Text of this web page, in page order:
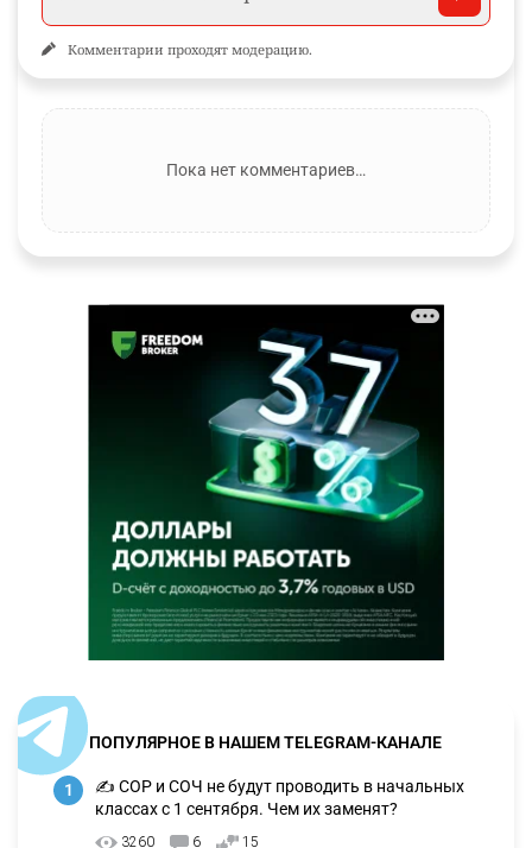
Комментарии проходят модерацию.
Пока нет комментариев…
ПОПУЛЯРНОЕ В НАШЕМ TELEGRAM-КАНАЛЕ
1
✍️ СОР и СОЧ не будут проводить в начальных
классах с 1 сентября. Чем их заменят?
3260 6 15